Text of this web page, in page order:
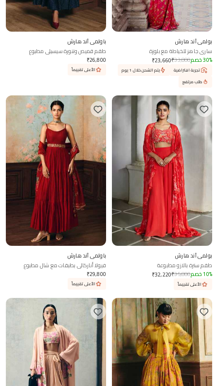
بولمي آند هارش
ساري جاهز للخياطة مع بلوزة
₹23,660₹33,800 30% خصم
تجربة افتراضية
يتم الشحن خلال 1 يوم
طلب مرتفع
باولمي آند هارش
طقم قميص وتنورة سيسيلي مطبوع
₹26,800
الأعلى تقييماً
بولمي آند هارش
طقم سترة بالازو مطبوعة
₹32,220₹35,800 10% خصم
الأعلى تقييماً
باولمي آند هارش
فيولا أناركالي بطبقات مع شال مطبوع
₹29,800
الأعلى تقييماً